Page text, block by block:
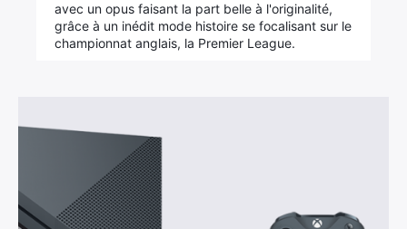
avec un opus faisant la part belle à l'originalité,
grâce à un inédit mode histoire se focalisant sur le
championnat anglais, la Premier League.